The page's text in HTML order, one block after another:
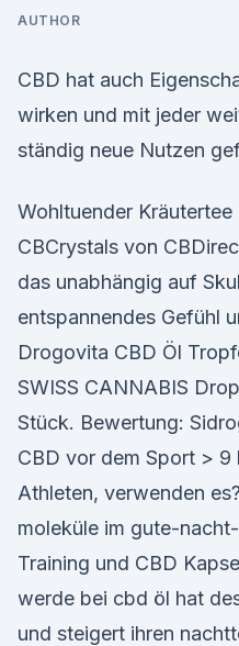
AUTHOR
CBD hat auch
wirken und mit jeder
ständig neue Nutzen
Wohltuender
CBCrystals von
das unabhängig auf
entspannendes Gefühl
Drogovita CBD Öl
SWISS CANNABIS
Stück. Bewertung:
CBD vor dem Sport > 9
Athleten, verwenden
moleküle im gute-
Training und CBD
werde bei cbd öl hat
und steigert ihren